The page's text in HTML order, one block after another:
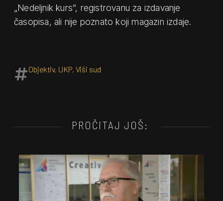
„Nedeljnik kurs”, registrovanu za izdavanje
časopisa, ali nije poznato koji magazin izdaje.
Objektiv, UKP, Viši sud
PROČITAJ JOŠ: